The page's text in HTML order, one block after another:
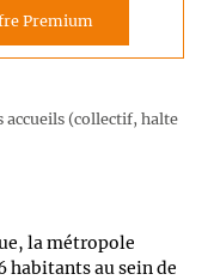
Premium
accueils (collectif, halte
la métropole
habitants au sein de